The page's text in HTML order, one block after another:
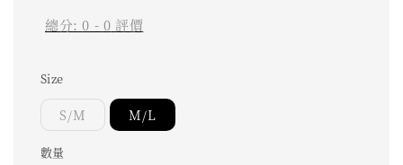
總分:0 - 0 評價
Size
S/M M/L
數量